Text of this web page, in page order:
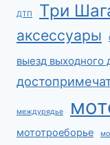
ДТП Три
аксессуары
выезд выходного
междурядье
мототроеборье